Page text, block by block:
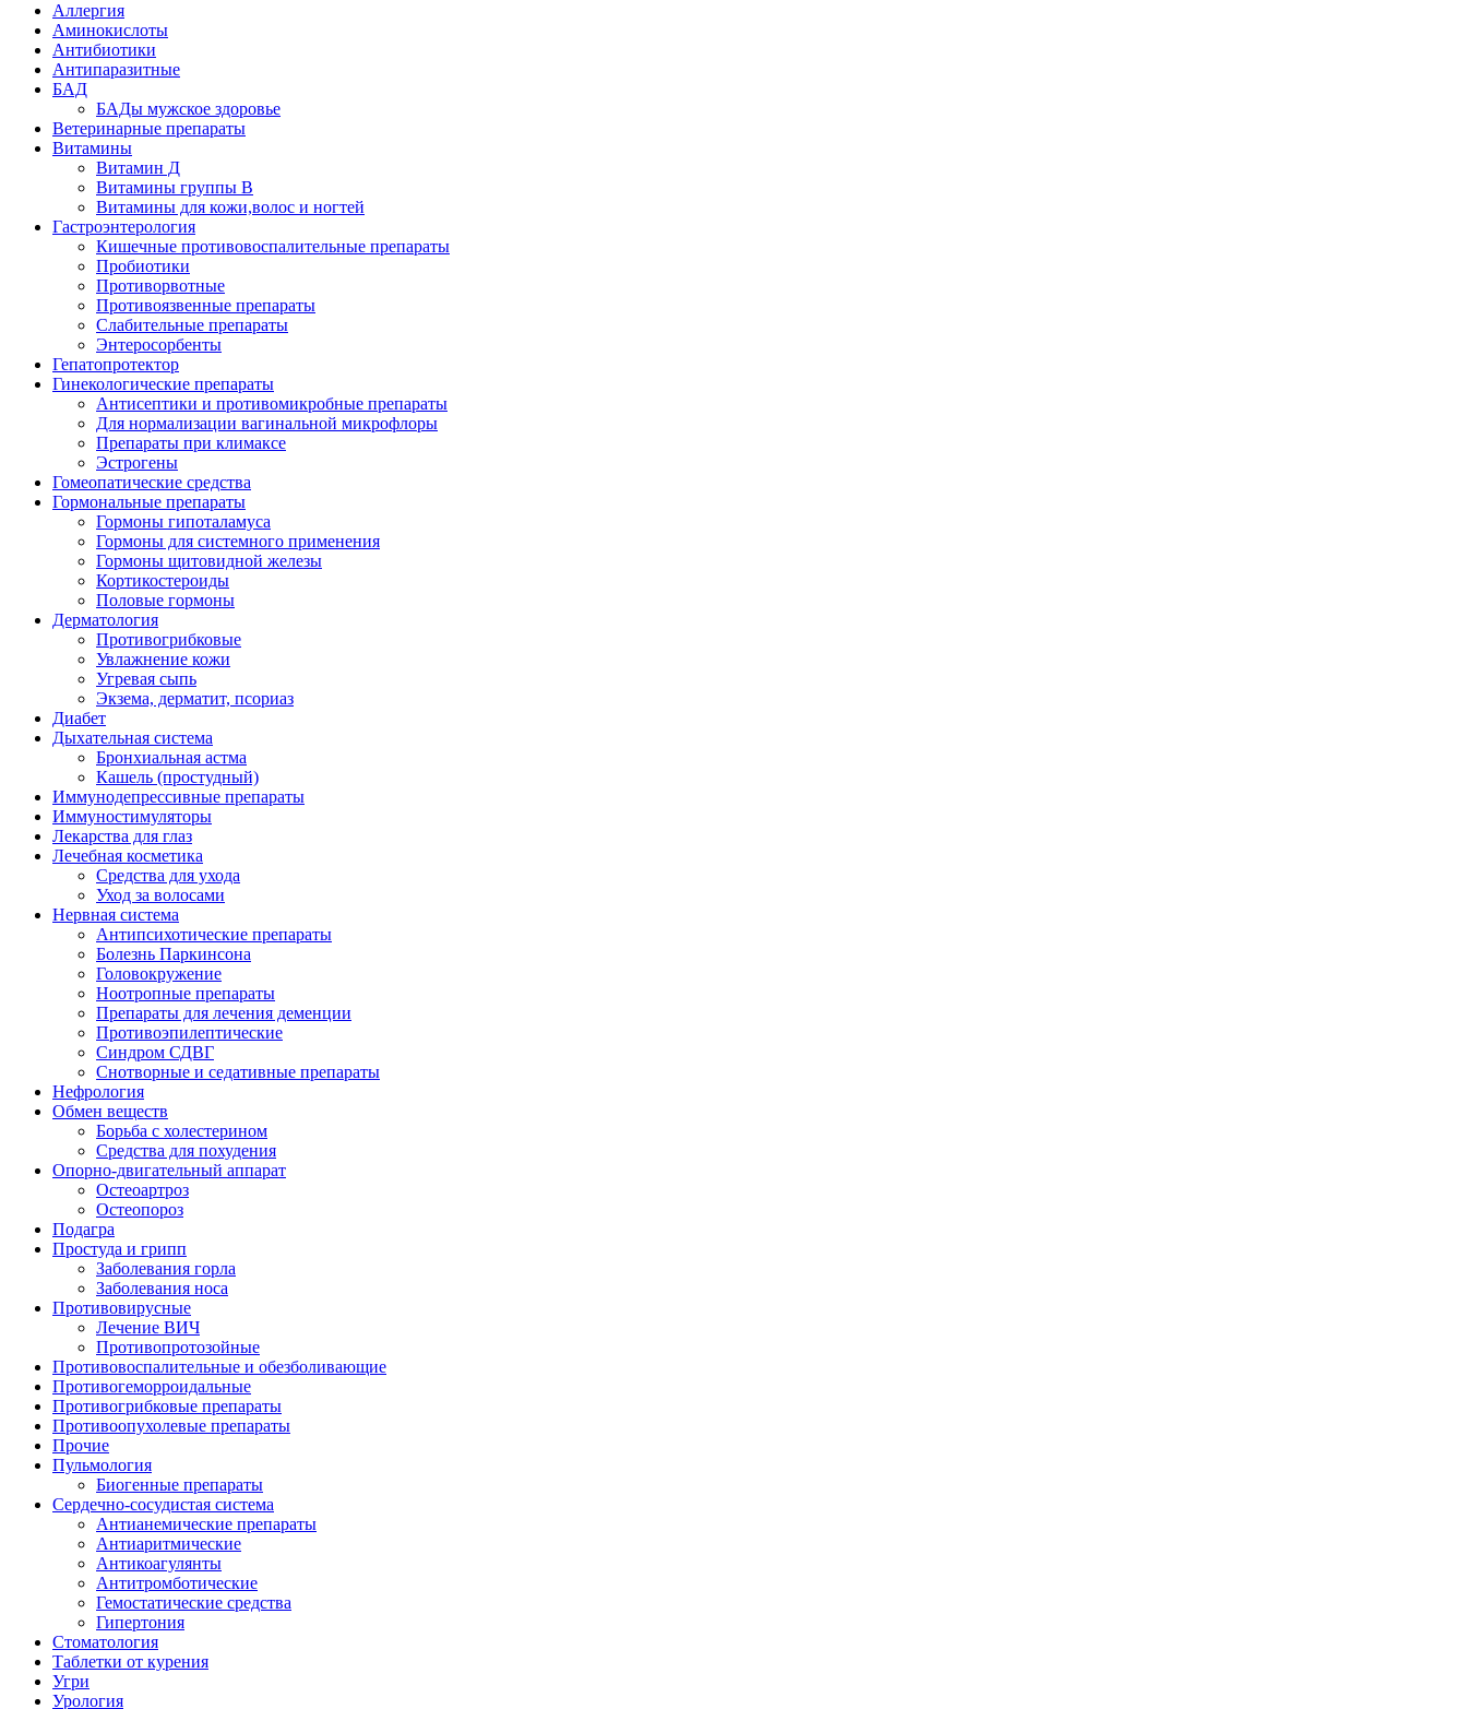
Аллергия
Аминокислоты
Антибиотики
Антипаразитные
БАД
БАДы мужское здоровье
Ветеринарные препараты
Витамины
Витамин Д
Витамины группы В
Витамины для кожи,волос и ногтей
Гастроэнтерология
Кишечные противовоспалительные препараты
Пробиотики
Противорвотные
Противоязвенные препараты
Слабительные препараты
Энтеросорбенты
Гепатопротектор
Гинекологические препараты
Антисептики и противомикробные препараты
Для нормализации вагинальной микрофлоры
Препараты при климаксе
Эстрогены
Гомеопатические средства
Гормональные препараты
Гормоны гипоталамуса
Гормоны для системного применения
Гормоны щитовидной железы
Кортикостероиды
Половые гормоны
Дерматология
Противогрибковые
Увлажнение кожи
Угревая сыпь
Экзема, дерматит, псориаз
Диабет
Дыхательная система
Бронхиальная астма
Кашель (простудный)
Иммунодепрессивные препараты
Иммуностимуляторы
Лекарства для глаз
Лечебная косметика
Средства для ухода
Уход за волосами
Нервная система
Антипсихотические препараты
Болезнь Паркинсона
Головокружение
Ноотропные препараты
Препараты для лечения деменции
Противоэпилептические
Синдром СДВГ
Снотворные и седативные препараты
Нефрология
Обмен веществ
Борьба с холестерином
Средства для похудения
Опорно-двигательный аппарат
Остеоартроз
Остеопороз
Подагра
Простуда и грипп
Заболевания горла
Заболевания носа
Противовирусные
Лечение ВИЧ
Противопротозойные
Противовоспалительные и обезболивающие
Противогеморроидальные
Противогрибковые препараты
Противоопухолевые препараты
Прочие
Пульмология
Биогенные препараты
Сердечно-сосудистая система
Антианемические препараты
Антиаритмические
Антикоагулянты
Антитромботические
Гемостатические средства
Гипертония
Стоматология
Таблетки от курения
Угри
Урология